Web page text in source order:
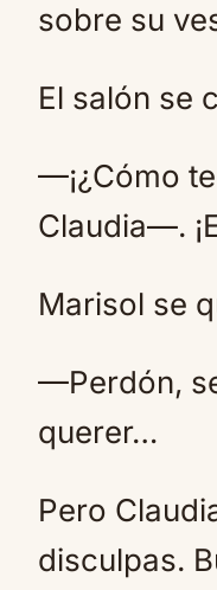
sobre su
El salón se
—¡¿Cómo
Claudia—.
Marisol se
—Perdón,
querer…
Pero
disculpas.